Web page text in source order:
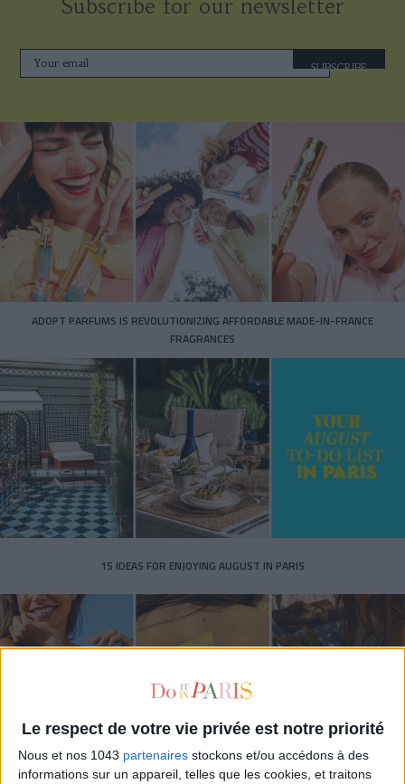
Le respect de votre vie privée est notre priorité
Nous et nos 1043 partenaires stockons et/ou accédons à des
informations sur un appareil, telles que les cookies, et traitons
Subscribe for our newsletter
SUBSCRIBE
ADOPT PARFUMS IS REVOLUTIONIZING AFFORDABLE MADE-IN-FRANCE
FRAGRANCES
15 IDEAS FOR ENJOYING AUGUST IN PARIS